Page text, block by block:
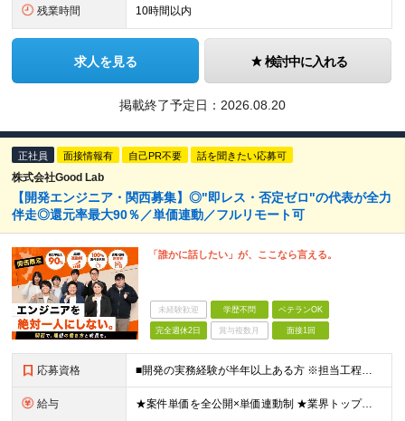
残業時間 10時間以内
求人を見る 検討中に入れる
掲載終了予定日： 2026.08.20
正社員 面接情報有 自己PR不要 話を聞きたい応募可
株式会社Good Lab
【開発エンジニア・関西募集】◎"即レス・否定ゼロ"の代表が全力
伴走◎還元率最大90％／単価連動／フルリモート可
「誰かに話したい」が、ここなら言える。
未経験歓迎 学歴不問 ベテランOK
完全週休2日 賞与複数月 面接1回
応募資格 ■開発の実務経験が半年以上ある方 ※担当工程・言語・分野は問いません ■学歴不問 《こんなモヤモヤを抱えている方、ぜひ一度お話しましょう！》 ・ 今の案件を自分で選べず、やりたい仕事ができていない
給与 ★案件単価を全公開×単価連動制 ★業界トップクラスの還元率（単価×75％～90％） ◇月給35～85万円（固定残業代含む）＋賞与年1回＋各種手当◇ ※固定残業代は、時間外労働の有無に関わらず月30